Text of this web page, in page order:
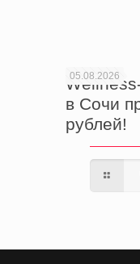
05.08.2026
в Сочи
рублей!